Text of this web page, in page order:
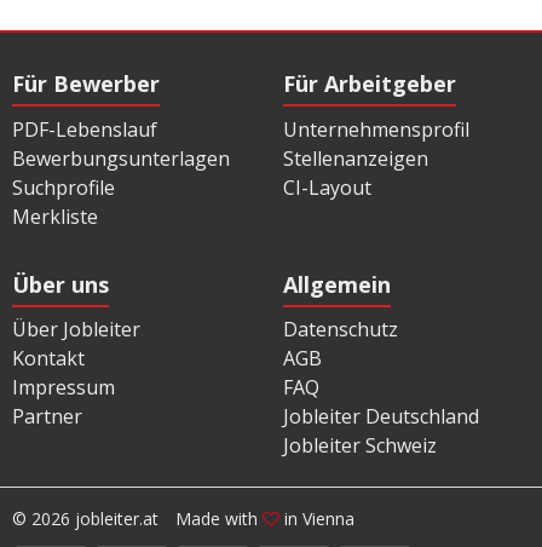
Für Bewerber
PDF-Lebenslauf
Bewerbungsunterlagen
Suchprofile
Merkliste
Für Arbeitgeber
Unternehmensprofil
Stellenanzeigen
CI-Layout
Über uns
Über Jobleiter
Kontakt
Impressum
Partner
Allgemein
Datenschutz
AGB
FAQ
Jobleiter Deutschland
Jobleiter Schweiz
© 2026 jobleiter.at Made with in Vienna